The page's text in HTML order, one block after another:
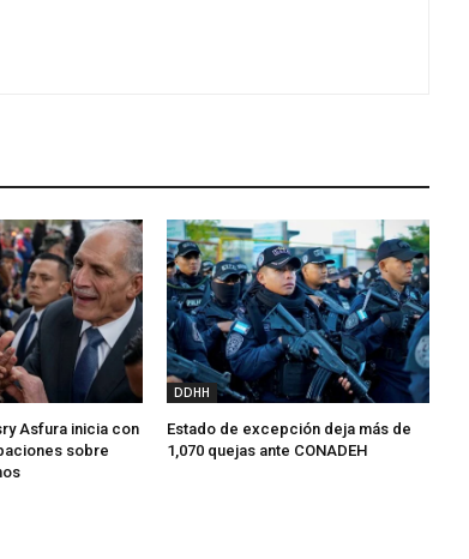
Asfura inicia con
sobre
DDHH
Estado de excepción deja más de
1,070 quejas ante CONADEH